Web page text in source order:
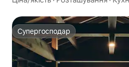
Супергосподар
Супергосподар